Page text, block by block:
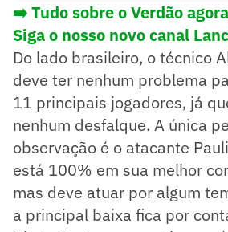
➡️ Tudo sobre o Verdão
Siga o nosso novo canal
Do lado brasileiro, o técnico
deve ter nenhum problema
11 principais jogadores, já
nenhum desfalque. A única
observação é o atacante
está 100% em sua melhor
mas deve atuar por algum
a principal baixa fica por